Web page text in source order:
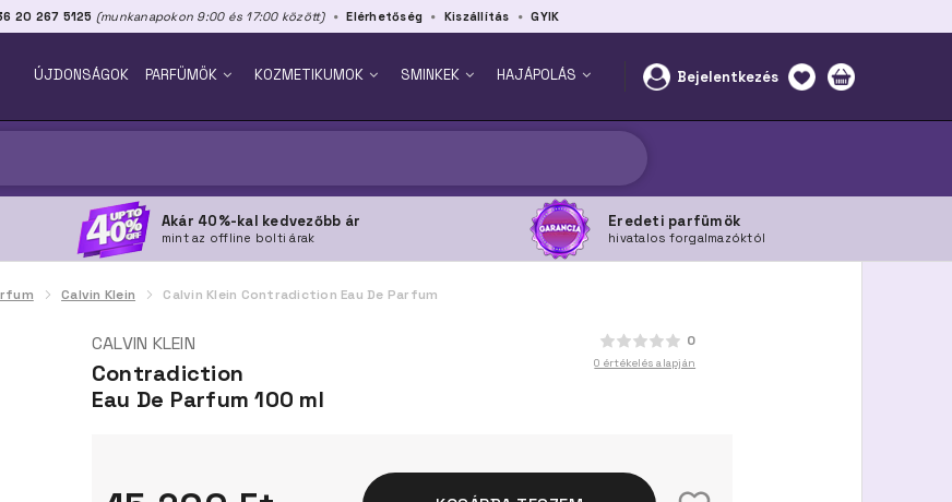
20 267 5125 (munkanapokon 9:00 és 17:00 között) Elérhetőség Kiszállítás GYIK
ÚJDONSÁGOK PARFÜMÖK KOZMETIKUMOK SMINKEK HAJÁPOLÁS Bejelentkezés
Akár 40%-kal kedvezőbb ár
mint az offline bolti árak
Eredeti parfümök
hivatalos forgalmazóktól
Calvin Klein Calvin Klein Contradiction Eau De Parfum
0
0 értékelés alapján
CALVIN KLEIN
Contradiction
Eau De Parfum 100 ml